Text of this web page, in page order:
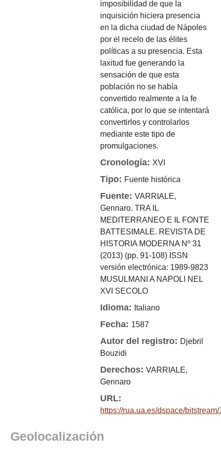
imposibilidad de que la
inquisición hiciera presencia
en la dicha ciudad de Nápoles
por el recelo de las élites
políticas a su presencia. Esta
laxitud fue generando la
sensación de que esta
población no se había
convertido realmente a la fe
católica, por lo que se intentará
convertirlos y controlarlos
mediante este tipo de
promulgaciones.
Cronología:XVI
Tipo: Fuente histórica
Fuente:VARRIALE,
Gennaro. TRA IL
MEDITERRANEO E IL FONTE
BATTESIMALE. REVISTA DE
HISTORIA MODERNA Nº 31
(2013) (pp. 91-108) ISSN
versión electrónica: 1989-9823
MUSULMANI A NAPOLI NEL
XVI SECOLO
Idioma: Italiano
Fecha: 1587
Autor del registro: Djebril
Bouzidi
Derechos:VARRIALE,
Gennaro
URL:
https://rua.ua.es/dspace/
Geolocalización